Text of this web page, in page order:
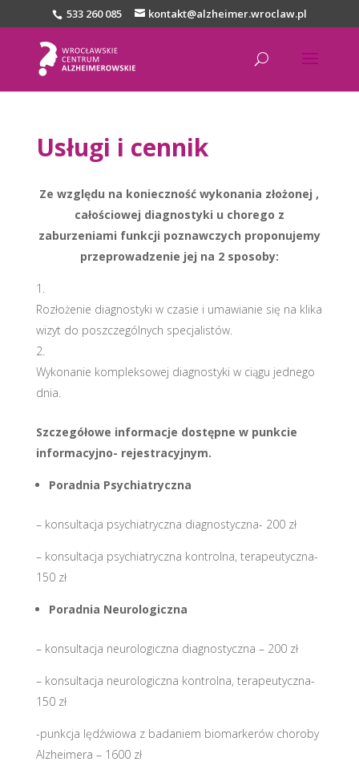
533 260 085 kontakt@alzheimer.wroclaw.pl
Usługi i cennik
Ze względu na konieczność wykonania złożonej ,
całościowej diagnostyki u chorego z
zaburzeniami funkcji poznawczych proponujemy
przeprowadzenie jej na 2 sposoby:
Rozłożenie diagnostyki w czasie i umawianie się na klika
wizyt do poszczególnych specjalistów.
Wykonanie kompleksowej diagnostyki w ciągu jednego
dnia.
Szczegółowe informacje dostępne w punkcie
informacyjno- rejestracyjnym.
Poradnia Psychiatryczna
– konsultacja psychiatryczna diagnostyczna- 200 zł
– konsultacja psychiatryczna kontrolna, terapeutyczna-
150 zł
Poradnia Neurologiczna
– konsultacja neurologiczna diagnostyczna – 200 zł
– konsultacja neurologiczna kontrolna, terapeutyczna-
150 zł
-punkcja lędźwiowa z badaniem biomarkerów choroby
Alzheimera – 1600 zł